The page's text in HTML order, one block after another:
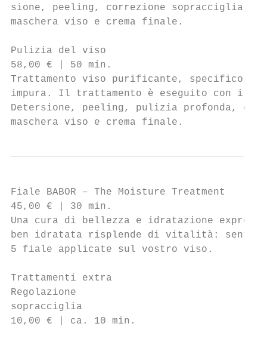
sione, peeling, correzione sopracciglia,
maschera viso e crema finale.
Pulizia del viso
58,00 € | 50 min.
Trattamento viso purificante, specifico
impura. Il trattamento è eseguito con i
Detersione, peeling, pulizia profonda,
maschera viso e crema finale.
Fiale BABOR – The Moisture Treatment
45,00 € | 30 min.
Una cura di bellezza e idratazione
ben idratata risplende di vitalità:
5 fiale applicate sul vostro viso.
Trattamenti extra
Regolazione
sopracciglia
10,00 € | ca. 10 min.